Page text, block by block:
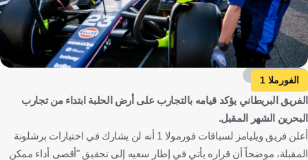
Getty Images
الفورملا 1
الفريق البريطاني يؤكد قيامه بالتجارب على أرض الحلبة ابتداء من تجارب
البحرين الشهر المقبل.
أعلن فريق ويليامز لسباقات فورمولا 1 أنه لن يشارك في اختبارات برشلونة
المقبلة، موضحاً أن قراره يأتي في إطار سعيه إلى تحقيق "أقصى أداء ممكن